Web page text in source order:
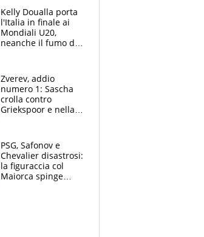
apertissimo
Kelly Doualla porta
l'Italia in finale ai
Mondiali U20,
neanche il fumo di
Zverev, addio
numero 1: Sascha
crolla contro
Griekspoor e nella
terzo. Quanti malori
a Montreal
PSG, Safonov e
Chevalier disastrosi:
la figuraccia col
Maiorca spinge